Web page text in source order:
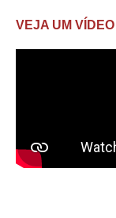
VEJA UM